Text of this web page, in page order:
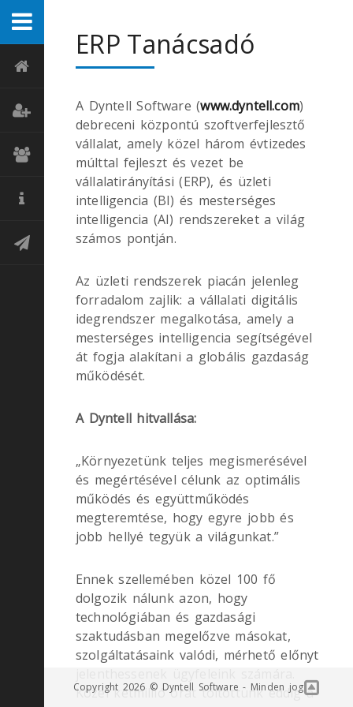
ERP Tanácsadó
A Dyntell Software(www.dyntell.com)
debreceni központú szoftverfejlesztő
vállalat, amely közel három évtizedes
múlttal fejleszt és vezet be
vállalatirányítási (ERP), és üzleti
intelligencia (BI) és mesterséges
intelligencia (AI) rendszereket a világ
számos pontján.
Az üzleti rendszerek piacán jelenleg
forradalom zajlik: a vállalati digitális
idegrendszer megalkotása, amely a
mesterséges intelligencia segítségével
át fogja alakítani a globális gazdaság
működését.
A Dyntell hitvallása:
„Környezetünk teljes megismerésével
és megértésével célunk az optimális
működés és együttműködés
megteremtése, hogy egyre jobb és
jobb hellyé tegyük a világunkat.”
Ennek szellemében közel 100 fő
dolgozik nálunk azon, hogy
technológiában és gazdasági
szaktudásban megelőzve másokat,
szolgáltatásaink valódi, mérhető előnyt
Közel kétmillió órát töltöttünk eddig a
Copyright 2026 © Dyntell Software - Minden jog